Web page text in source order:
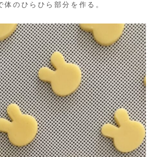
のひらひら部分を作る。